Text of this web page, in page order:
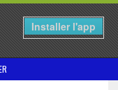
Installer l'app